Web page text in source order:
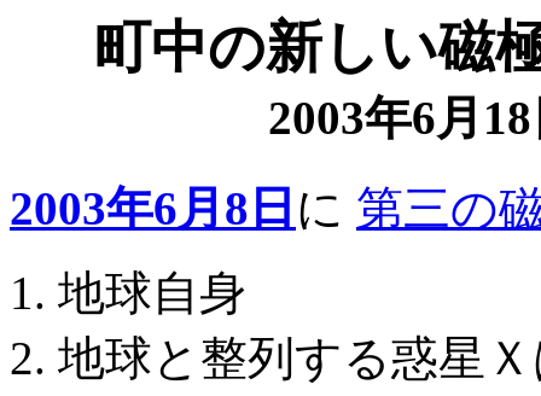
町中の新しい磁
2003年6月
2003年6月8日 に 第三の
地球自身
地球と整列する惑星